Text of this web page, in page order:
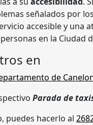
señalados por
accesible y
en la Ciudad
en
de
Parada de
puedes hacerlo al